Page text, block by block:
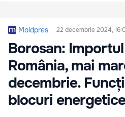
Moldpres 22 decembrie 2024,
Borosan:
România, mai
decembrie.
blocuri energetice